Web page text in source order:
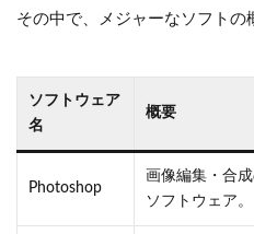
その中で、メジャーなソフトの
ソフトウェア
名
概要
Photoshop
画像編集・合
ソフトウェア。